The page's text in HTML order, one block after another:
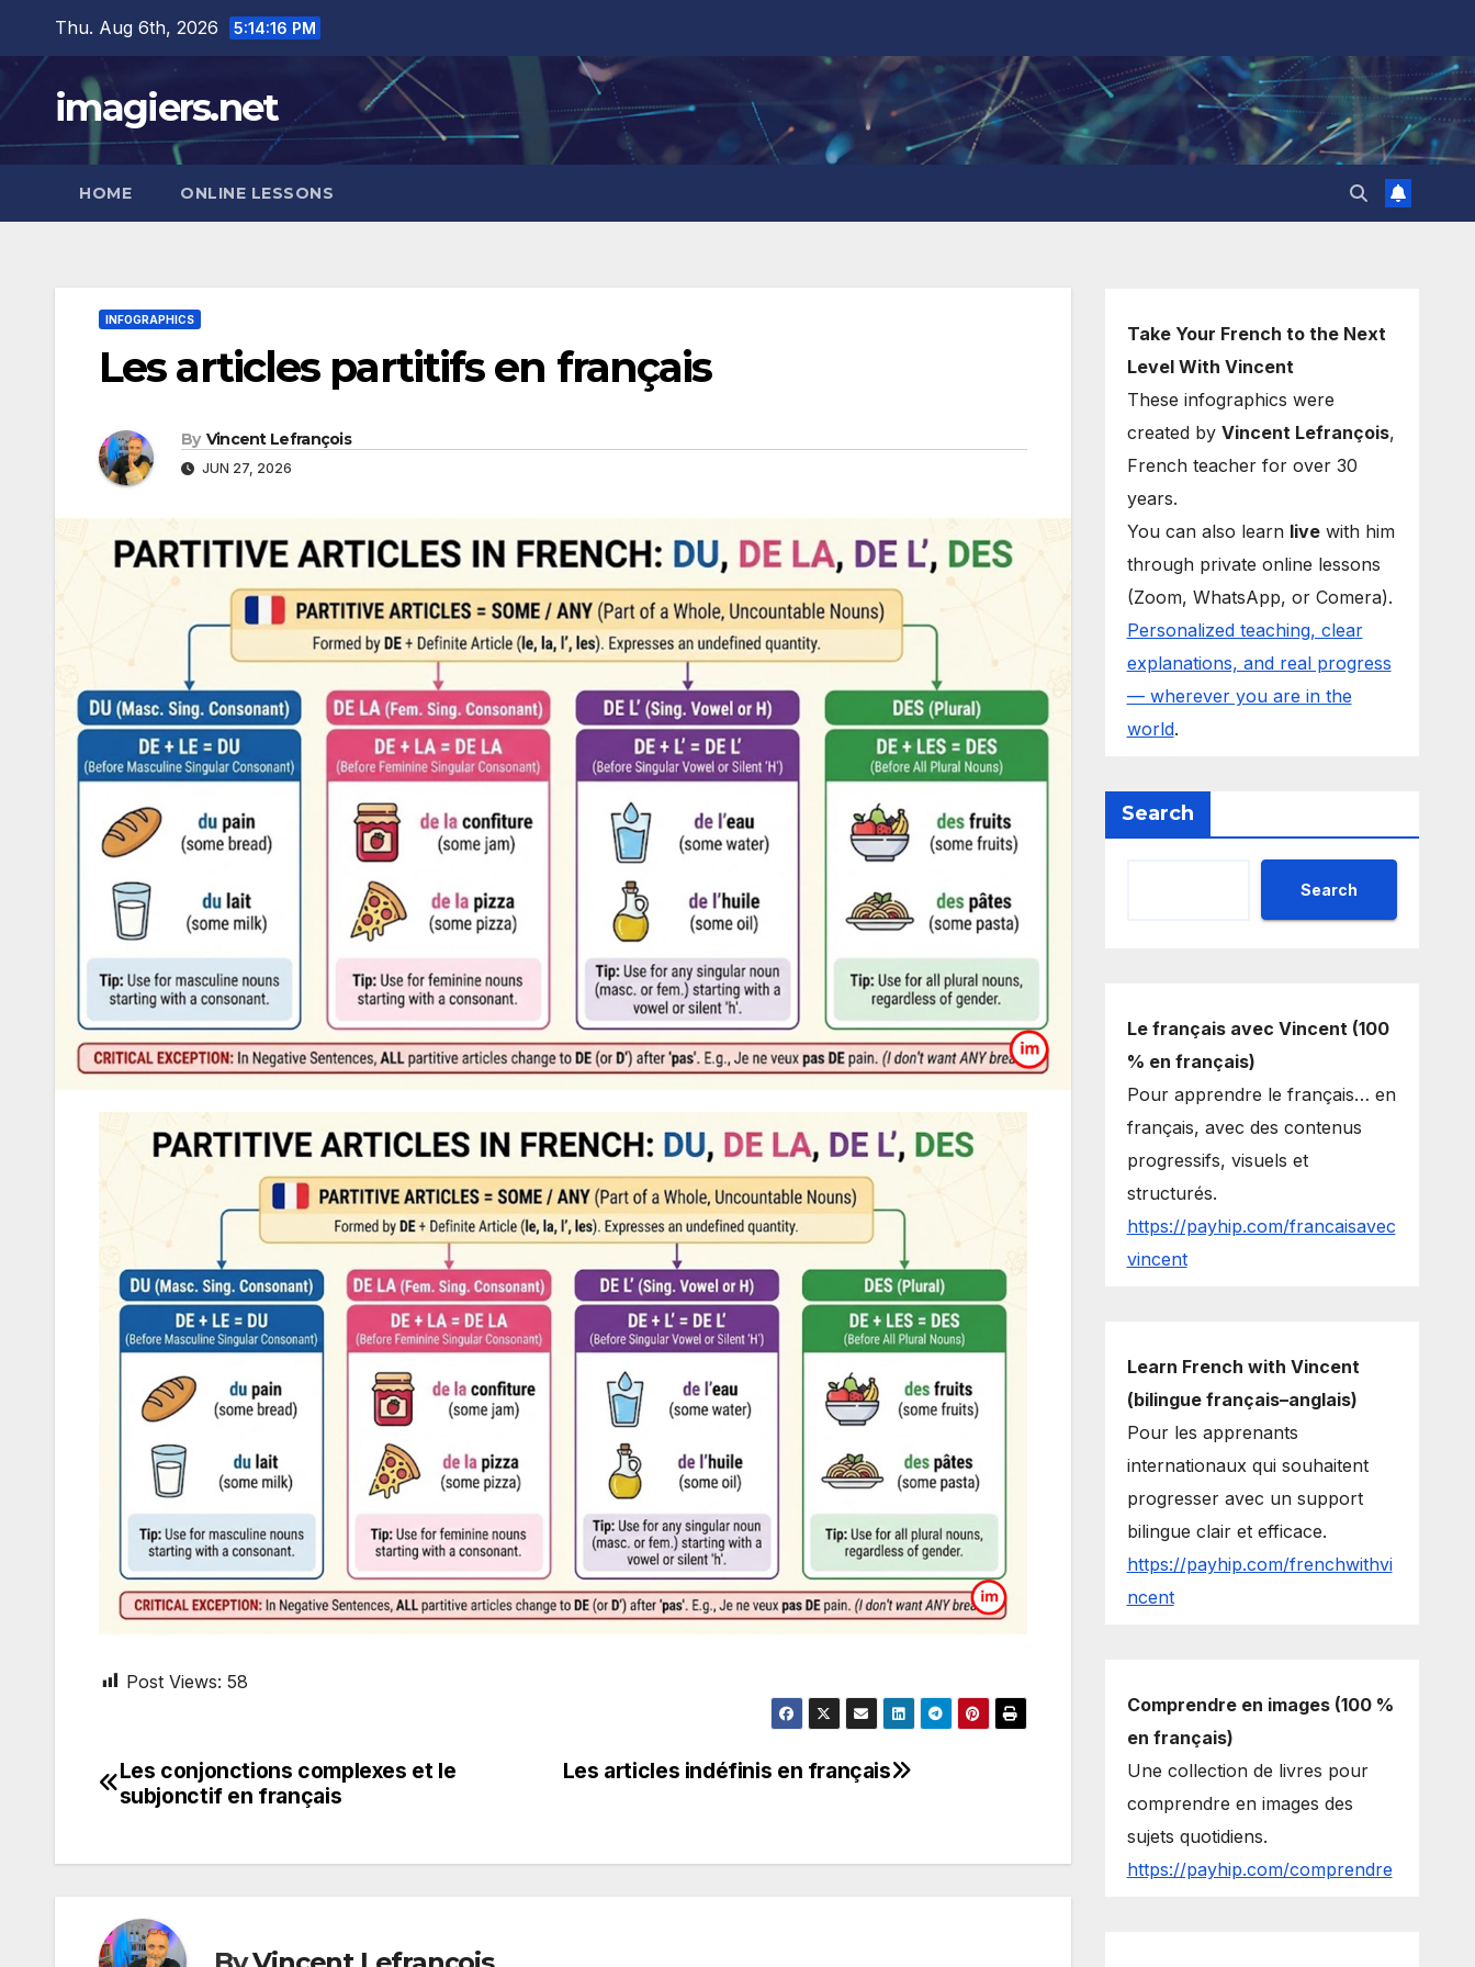
content
Thu. Aug 6th, 2026 5:14:17 PM
imagiers.net
HOME ONLINE LESSONS
INFOGRAPHICS
Les articles partitifs en français
By Vincent Lefrançois
JUN 27, 2026
Post Views: 58
Post
Les articles indéfinis en français
Les conjonctions complexes et le
subjonctif en français
Take Your French to the Next
Level With Vincent
These infographics were
created by Vincent Lefrançois,
French teacher for over 30
years.
You can also learn livewith him
through private online lessons
(Zoom, WhatsApp, or Comera).
Personalized teaching, clear
explanations, and real progress
— wherever you are in the
world.
Search
Search
Le français avec Vincent (100
% en français)
Pour apprendre le français… en
français, avec des contenus
progressifs, visuels et
structurés.
https://payhip.com/francaisavec
vincent
Learn French with Vincent
(bilingue français–anglais)
Pour les apprenants
internationaux qui souhaitent
progresser avec un support
bilingue clair et efficace.
https://payhip.com/frenchwithvi
ncent
Comprendre en images (100 %
en français)
Une collection de livres pour
comprendre en images des
sujets quotidiens.
https://payhip.com/comprendre